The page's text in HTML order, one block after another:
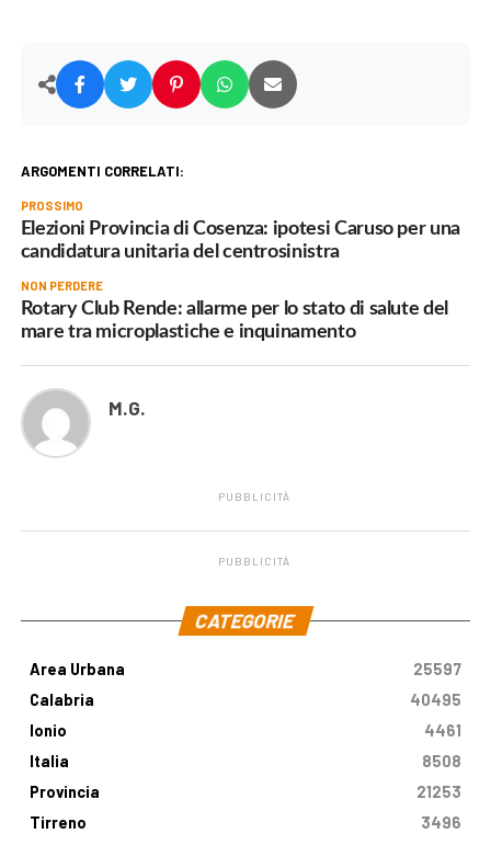
ARGOMENTI CORRELATI:
PROSSIMO
Elezioni Provincia di Cosenza: ipotesi Caruso per una
candidatura unitaria del centrosinistra
NON PERDERE
Rotary Club Rende: allarme per lo stato di salute del
mare tra microplastiche e inquinamento
M.G.
PUBBLICITÀ
PUBBLICITÀ
CATEGORIE
Area Urbana
25597
Calabria
40495
Ionio
4461
Italia
8508
Provincia
21253
Tirreno
3496